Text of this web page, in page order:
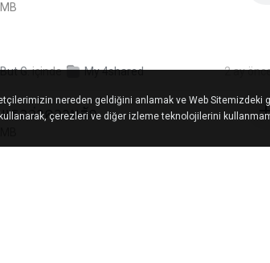
But G.içinde My 4shared 2 ay
เธอว่าความฮัก
nereden geldiğini anlamak ve Web
çerezleri ve diğer izleme teknolojilerini